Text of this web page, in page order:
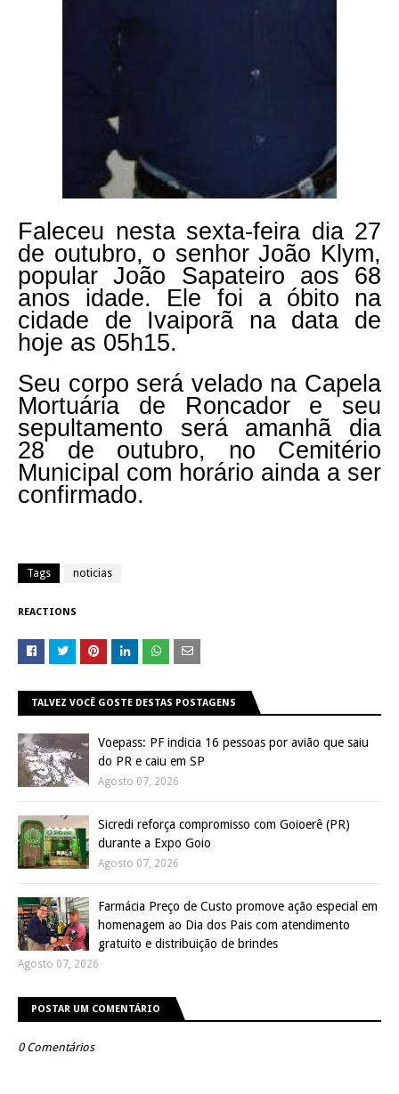
Faleceu nesta sexta-feira dia 27
de outubro, o senhor João Klym,
popular João Sapateiro aos 68
anos idade. Ele foi a óbito na
cidade de Ivaiporã na data de
hoje as 05h15.
Seu corpo será velado na Capela
Mortuária de Roncador e seu
sepultamento será amanhã dia
28 de outubro, no Cemitério
Municipal com horário ainda a ser
confirmado.
Tags noticias
REACTIONS
TALVEZ VOCÊ GOSTE DESTAS POSTAGENS
Voepass: PF indicia 16 pessoas por avião que saiu
do PR e caiu em SP
Agosto 07, 2026
Sicredi reforça compromisso com Goioerê (PR)
durante a Expo Goio
Agosto 07, 2026
Farmácia Preço de Custo promove ação especial em
homenagem ao Dia dos Pais com atendimento
gratuito e distribuição de brindes
Agosto 07, 2026
POSTAR UM COMENTÁRIO
0 Comentários